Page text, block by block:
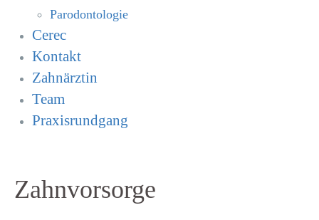
Parodontologie
Cerec
Kontakt
Zahnärztin
Team
Praxisrundgang
Zahnvorsorge